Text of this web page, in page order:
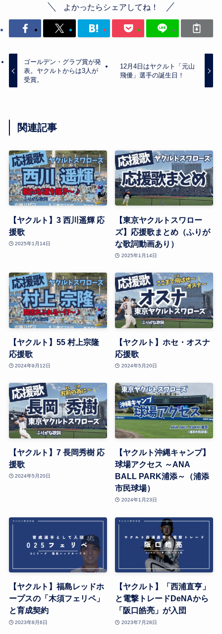
よかったらシェアしてね！
ゴールデン・グラブ賞が発
表。ヤクルトからは3人が
受賞。
12月4日はヤクルト「元山
飛優」選手の誕生日！
関連記事
【ヤクルト】3 西川遥輝 応
援歌
2025年1月14日
【東京ヤクルトスワロー
ズ】応援歌まとめ（ふりが
な歌詞動画あり）
2025年1月14日
【ヤクルト】55 村上宗隆
応援歌
2024年9月12日
【ヤクルト】ホセ・オスナ
応援歌
2024年5月20日
【ヤクルト】7 長岡秀樹 応
援歌
2024年5月20日
【ヤクルト沖縄キャンプ】
球場アクセス ～ANA
BALL PARK浦添～（浦添
市民球場）
2024年1月23日
【ヤクルト】福島レッドホ
ープスの「木須フェリペ」
と育成契約
2023年8月6日
【ヤクルト】「西浦直亨」
と電撃トレードDeNAから
「阪口皓亮」が入団
2023年7月28日